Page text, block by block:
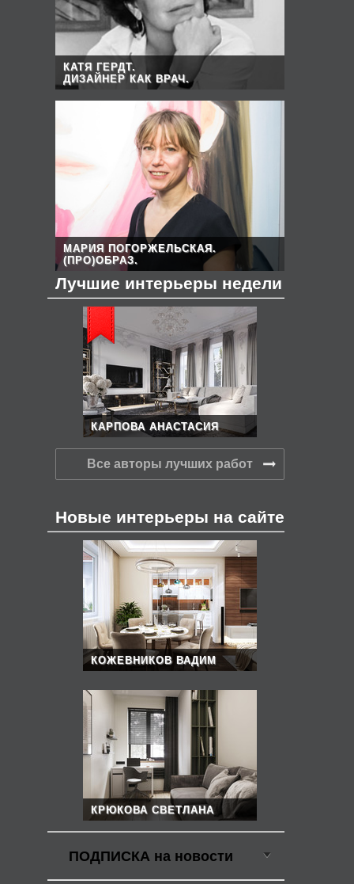
КАТЯ ГЕРДТ.
ДИЗАЙНЕР КАК ВРАЧ.
МАРИЯ ПОГОРЖЕЛЬСКАЯ.
(ПРО)ОБРАЗ.
Лучшие интерьеры недели
КАРПОВА АНАСТАСИЯ
Все авторы лучших работ
Новые интерьеры на сайте
КОЖЕВНИКОВ ВАДИМ
КРЮКОВА СВЕТЛАНА
ПОДПИСКА на новости